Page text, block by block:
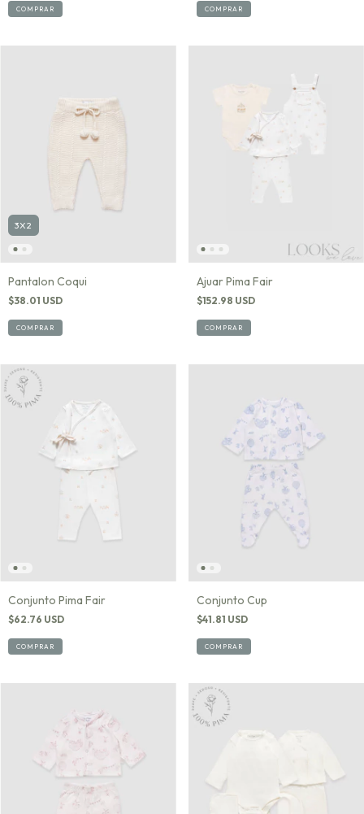
COMPRAR COMPRAR
3X2
Pantalon Coqui
$38.01 USD
COMPRAR
Ajuar Pima Fair
$152.98 USD
COMPRAR
Conjunto Pima Fair
$62.76 USD
COMPRAR
Conjunto Cup
$41.81 USD
COMPRAR